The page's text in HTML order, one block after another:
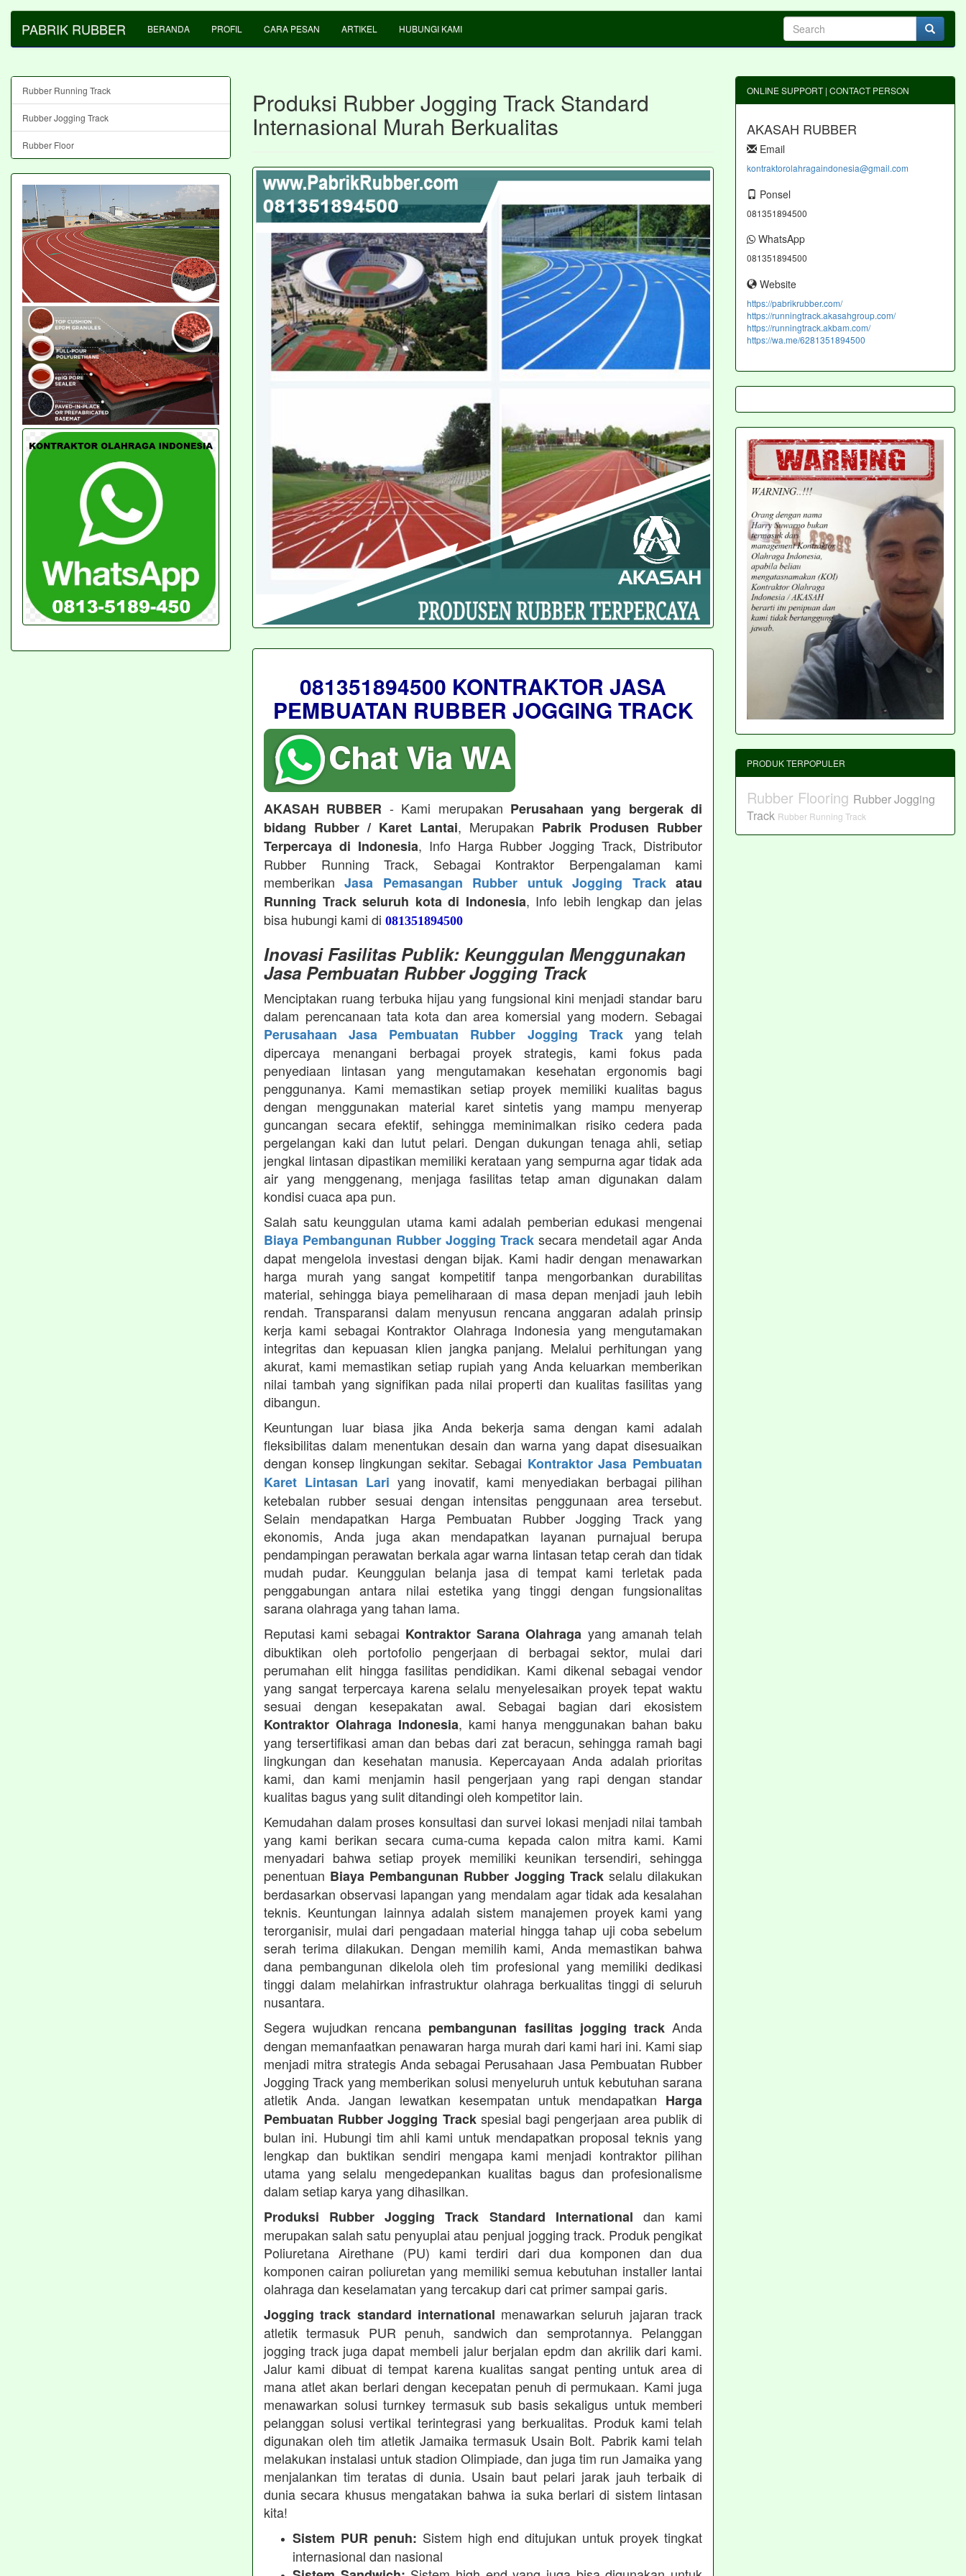
PABRIK RUBBER BERANDA PROFIL CARA PESAN ARTIKEL HUBUNGI KAMI
Produksi Rubber Jogging Track Standard
Internasional Murah Berkualitas
081351894500 KONTRAKTOR JASA
PEMBUATAN RUBBER JOGGING TRACK
AKASAH RUBBER - Kami merupakan Perusahaan yang bergerak di
bidang Rubber / Karet Lantai, Merupakan Pabrik Produsen Rubber
Terpercaya di Indonesia, Info Harga Rubber Jogging Track, Distributor
Rubber Running Track, Sebagai Kontraktor Berpengalaman kami
memberikanJasa Pemasangan Rubber untuk Jogging Trackatau
Running Track seluruh kota di Indonesia, Info lebih lengkap dan jelas
bisa hubungi kami di 081351894500
Inovasi Fasilitas Publik: Keunggulan Menggunakan
Jasa Pembuatan Rubber Jogging Track
Menciptakan ruang terbuka hijau yang fungsional kini menjadi standar baru
dalam perencanaan tata kota dan area komersial yang modern. Sebagai
Perusahaan Jasa Pembuatan Rubber Jogging Trackyang telah
dipercaya menangani berbagai proyek strategis, kami fokus pada
penyediaan lintasan yang mengutamakan kesehatan ergonomis bagi
penggunanya. Kami memastikan setiap proyek memiliki kualitas bagus
dengan menggunakan material karet sintetis yang mampu menyerap
guncangan secara efektif, sehingga meminimalkan risiko cedera pada
pergelangan kaki dan lutut pelari. Dengan dukungan tenaga ahli, setiap
jengkal lintasan dipastikan memiliki kerataan yang sempurna agar tidak ada
air yang menggenang, menjaga fasilitas tetap aman digunakan dalam
kondisi cuaca apa pun.
Salah satu keunggulan utama kami adalah pemberian edukasi mengenai
Biaya Pembangunan Rubber Jogging Track secara mendetail agar Anda
dapat mengelola investasi dengan bijak. Kami hadir dengan menawarkan
harga murah yang sangat kompetitif tanpa mengorbankan durabilitas
material, sehingga biaya pemeliharaan di masa depan menjadi jauh lebih
rendah. Transparansi dalam menyusun rencana anggaran adalah prinsip
kerja kami sebagai Kontraktor Olahraga Indonesia yang mengutamakan
integritas dan kepuasan klien jangka panjang. Melalui perhitungan yang
akurat, kami memastikan setiap rupiah yang Anda keluarkan memberikan
nilai tambah yang signifikan pada nilai properti dan kualitas fasilitas yang
dibangun.
Keuntungan luar biasa jika Anda bekerja sama dengan kami adalah
fleksibilitas dalam menentukan desain dan warna yang dapat disesuaikan
dengan konsep lingkungan sekitar. Sebagai Kontraktor Jasa Pembuatan
Karet Lintasan Lari yang inovatif, kami menyediakan berbagai pilihan
ketebalan rubber sesuai dengan intensitas penggunaan area tersebut.
Selain mendapatkan Harga Pembuatan Rubber Jogging Track yang
ekonomis, Anda juga akan mendapatkan layanan purnajual berupa
pendampingan perawatan berkala agar warna lintasan tetap cerah dan tidak
mudah pudar. Keunggulan belanja jasa di tempat kami terletak pada
penggabungan antara nilai estetika yang tinggi dengan fungsionalitas
sarana olahraga yang tahan lama.
Reputasi kami sebagai Kontraktor Sarana Olahraga yang amanah telah
dibuktikan oleh portofolio pengerjaan di berbagai sektor, mulai dari
perumahan elit hingga fasilitas pendidikan. Kami dikenal sebagai vendor
yang sangat terpercaya karena selalu menyelesaikan proyek tepat waktu
sesuai dengan kesepakatan awal. Sebagai bagian dari ekosistem
Kontraktor Olahraga Indonesia, kami hanya menggunakan bahan baku
yang tersertifikasi aman dan bebas dari zat beracun, sehingga ramah bagi
lingkungan dan kesehatan manusia. Kepercayaan Anda adalah prioritas
kami, dan kami menjamin hasil pengerjaan yang rapi dengan standar
kualitas bagus yang sulit ditandingi oleh kompetitor lain.
Kemudahan dalam proses konsultasi dan survei lokasi menjadi nilai tambah
yang kami berikan secara cuma-cuma kepada calon mitra kami. Kami
menyadari bahwa setiap proyek memiliki keunikan tersendiri, sehingga
penentuan Biaya Pembangunan Rubber Jogging Trackselalu dilakukan
berdasarkan observasi lapangan yang mendalam agar tidak ada kesalahan
teknis. Keuntungan lainnya adalah sistem manajemen proyek kami yang
terorganisir, mulai dari pengadaan material hingga tahap uji coba sebelum
serah terima dilakukan. Dengan memilih kami, Anda memastikan bahwa
dana pembangunan dikelola oleh tim profesional yang memiliki dedikasi
tinggi dalam melahirkan infrastruktur olahraga berkualitas tinggi di seluruh
nusantara.
Segera wujudkan rencana pembangunan fasilitas jogging trackAnda
dengan memanfaatkan penawaran harga murah dari kami hari ini. Kami siap
menjadi mitra strategis Anda sebagai Perusahaan Jasa Pembuatan Rubber
Jogging Track yang memberikan solusi menyeluruh untuk kebutuhan sarana
atletik Anda. Jangan lewatkan kesempatan untuk mendapatkan Harga
Pembuatan Rubber Jogging Trackspesial bagi pengerjaan area publik di
bulan ini. Hubungi tim ahli kami untuk mendapatkan proposal teknis yang
lengkap dan buktikan sendiri mengapa kami menjadi kontraktor pilihan
utama yang selalu mengedepankan kualitas bagus dan profesionalisme
dalam setiap karya yang dihasilkan.
Produksi Rubber Jogging Track Standard International dan kami
merupakan salah satu penyuplai atau penjual jogging track. Produk pengikat
Poliuretana Airethane (PU) kami terdiri dari dua komponen dan dua
komponen cairan poliuretan yang memiliki semua kebutuhan installer lantai
olahraga dan keselamatan yang tercakup dari cat primer sampai garis.
Jogging track standard international menawarkan seluruh jajaran track
atletik termasuk PUR penuh, sandwich dan semprotannya. Pelanggan
jogging track juga dapat membeli jalur berjalan epdm dan akrilik dari kami.
Jalur kami dibuat di tempat karena kualitas sangat penting untuk area di
mana atlet akan berlari dengan kecepatan penuh di permukaan. Kami juga
menawarkan solusi turnkey termasuk sub basis sekaligus untuk memberi
pelanggan solusi vertikal terintegrasi yang berkualitas. Produk kami telah
digunakan oleh tim atletik Jamaika termasuk Usain Bolt. Pabrik kami telah
melakukan instalasi untuk stadion Olimpiade, dan juga tim run Jamaika yang
menjalankan tim teratas di dunia. Usain baut pelari jarak jauh terbaik di
dunia secara khusus mengatakan bahwa ia suka berlari di sistem lintasan
kita!
Sistem PUR penuh: Sistem high end ditujukan untuk proyek tingkat
internasional dan nasional
Rubber Running Track
Rubber Jogging Track
Rubber Floor
ONLINE SUPPORT | CONTACT PERSON
AKASAH RUBBER
Email
kontraktorolahragaindonesia@gmail.com
Ponsel
081351894500
WhatsApp
081351894500
Website
https://pabrikrubber.com/
https://runningtrack.akasahgroup.com/
https://runningtrack.akbam.com/
https://wa.me/6281351894500
PRODUK TERPOPULER
Rubber Flooring Rubber Jogging
Track Rubber Running Track